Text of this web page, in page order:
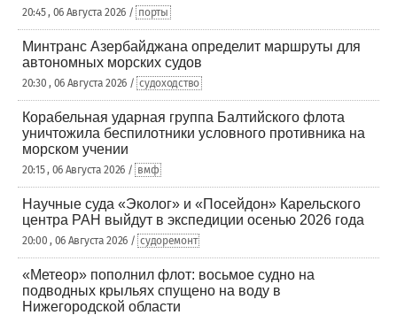
20:45 , 06 Августа 2026 / порты
Минтранс Азербайджана определит маршруты для
автономных морских судов
20:30 , 06 Августа 2026 / судоходство
Корабельная ударная группа Балтийского флота
уничтожила беспилотники условного противника на
морском учении
20:15 , 06 Августа 2026 / вмф
Научные суда «Эколог» и «Посейдон» Карельского
центра РАН выйдут в экспедиции осенью 2026 года
20:00 , 06 Августа 2026 / судоремонт
«Метеор» пополнил флот: восьмое судно на
подводных крыльях спущено на воду в
Нижегородской области